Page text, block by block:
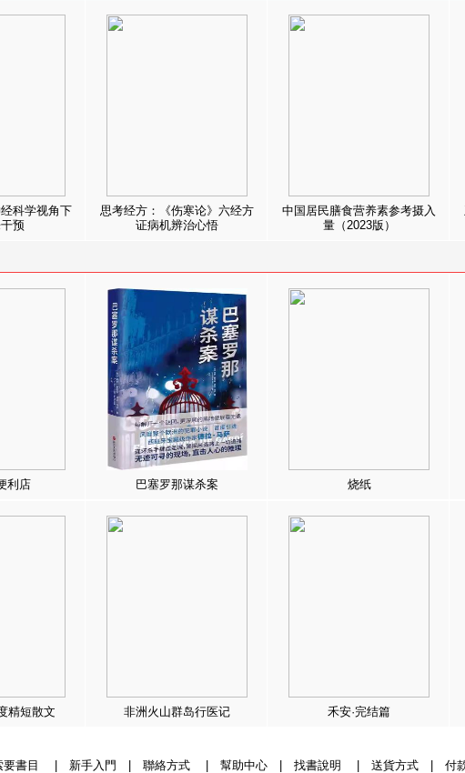
科学视角下
预
思考经方：《伤寒论》六经方
证病机辨治心悟
中国居民膳食营养素参考摄入
量（2023版）
利店 巴塞罗那谋杀案 烧纸
精短散文 非洲火山群岛行医记 禾安·完结篇
要書目 新手入門 聯絡方式| 幫助中心| 找書說明 送貨方式| 付